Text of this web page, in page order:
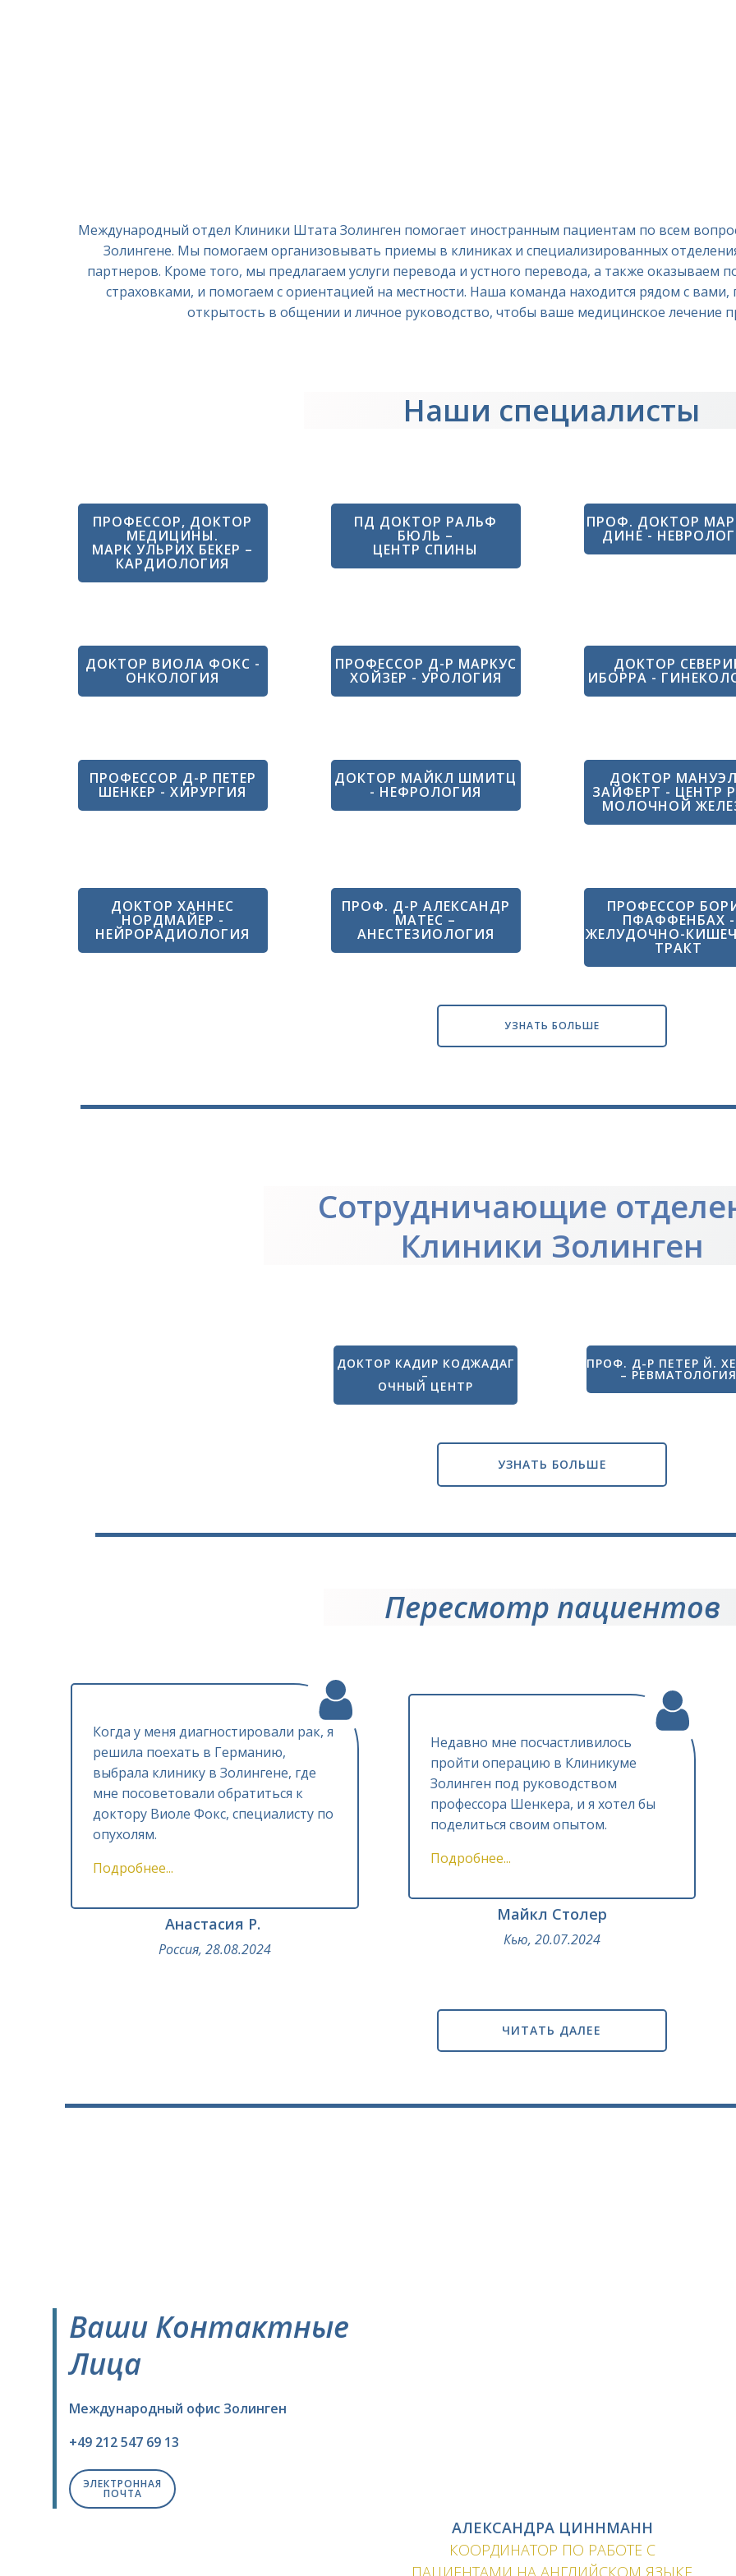
Международный отдел Клиники Штата Золинген помогает иностранным пациентам по всем
Золингене. Мы помогаем организовывать приемы в клиниках и специализированных
партнеров. Кроме того, мы предлагаем услуги перевода и устного перевода, а также оказываем
страховками, и помогаем с ориентацией на местности. Наша команда находится рядом с
открытость в общении и личное руководство, чтобы ваше медицинское лечение
Наши специалисты
ПРОФЕССОР, ДОКТОР
МЕДИЦИНЫ.
МАРК УЛЬРИХ БЕКЕР –
КАРДИОЛОГИЯ
ПД ДОКТОР РАЛЬФ
БЮЛЬ –
ЦЕНТР СПИНЫ
ПРОФ. ДОКТОР
ДИНЕ -
ДОКТОР ВИОЛА ФОКС -
ОНКОЛОГИЯ
ПРОФЕССОР Д-Р МАРКУС
ХОЙЗЕР - УРОЛОГИЯ
ДОКТОР
ИБОРРА -
ПРОФЕССОР Д-Р ПЕТЕР
ШЕНКЕР - ХИРУРГИЯ
ДОКТОР МАЙКЛ ШМИТЦ
- НЕФРОЛОГИЯ
ДОКТОР
ЗАЙФЕРТ - ЦЕНТР
МОЛОЧНОЙ
ДОКТОР ХАННЕС
НОРДМАЙЕР -
НЕЙРОРАДИОЛОГИЯ
ПРОФ. Д-Р АЛЕКСАНДР
МАТЕС –
АНЕСТЕЗИОЛОГИЯ
ПРОФЕССОР
ПФАФФЕНБАХ -
ЖЕЛУДОЧНО-
ТРАКТ
УЗНАТЬ БОЛЬШЕ
Сотрудничающие
Клиники Золинген
ДОКТОР КАДИР КОДЖАДАГ
–
ОЧНЫЙ ЦЕНТР
ПРОФ. Д-Р ПЕТЕР Й.
– РЕВМАТОЛОГИЯ
УЗНАТЬ БОЛЬШЕ
Пересмотр пациентов
Когда у меня диагностировали рак, я
решила поехать в Германию,
выбрала клинику в Золингене, где
мне посоветовали обратиться к
доктору Виоле Фокс, специалисту по
опухолям.
Подробнее...
Анастасия Р.
Россия, 28.08.2024
Недавно мне посчастливилось
пройти операцию в Клиникуме
Золинген под руководством
профессора Шенкера, и я хотел бы
поделиться своим опытом.
Подробнее...
Майкл Столер
Кью, 20.07.2024
ЧИТАТЬ ДАЛЕЕ
Ваши Контактные
Лица
Международный офис Золинген
+49 212 547 69 13
ЭЛЕКТРОННАЯ
ПОЧТА
АЛЕКСАНДРА ЦИННМАНН
КООРДИНАТОР ПО РАБОТЕ С
ПАЦИЕНТАМИ НА АНГЛИЙСКОМ ЯЗЫКЕ